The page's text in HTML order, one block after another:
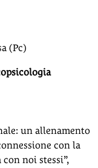
(Pc)
un allenamento
con la
noi stessi”,